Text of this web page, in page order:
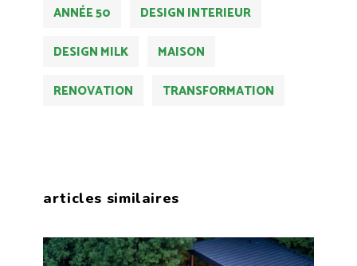
ANNÉE 50
DESIGN INTERIEUR
DESIGN MILK
MAISON
RENOVATION
TRANSFORMATION
articles similaires